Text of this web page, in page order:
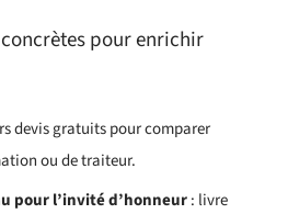
pour enrichir
devis gratuits pour comparer
ou de traiteur.
pour l’invité d’honneur: livre